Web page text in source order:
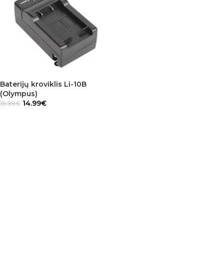
Baterijų kroviklis Li-10B
(Olympus)
19.99€ 14.99€